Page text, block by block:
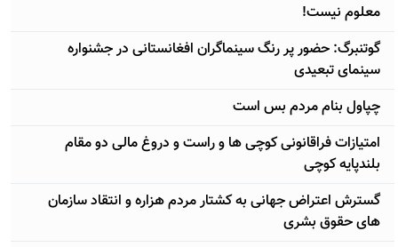
معلوم نیست!
گوتنبرگ: حضور پر رنگ سینماگران افغانستانی در جشنواره
سینمای تبعیدی
چپاول بنام مردم بس است
امتیازات فراقانونی کوچی ها و راست و دروغ مالی دو مقام
بلندپایه کوچی
گسترش اعتراض جهانی به کشتار مردم هزاره و انتقاد سازمان
های حقوق بشری